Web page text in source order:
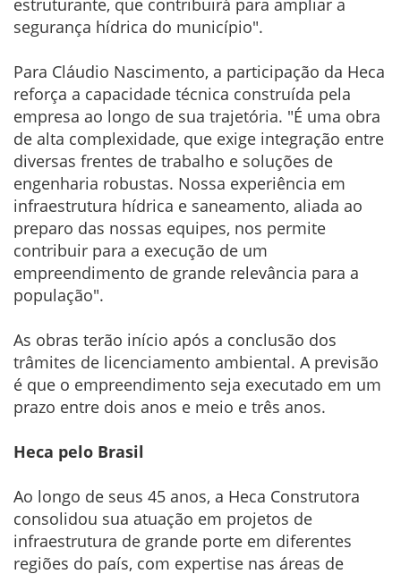
segurança hídrica do município".
Para Cláudio Nascimento, a participação da Heca
reforça a capacidade técnica construída pela
empresa ao longo de sua trajetória. "É uma obra
de alta complexidade, que exige integração entre
diversas frentes de trabalho e soluções de
engenharia robustas. Nossa experiência em
infraestrutura hídrica e saneamento, aliada ao
preparo das nossas equipes, nos permite
contribuir para a execução de um
empreendimento de grande relevância para a
população".
As obras terão início após a conclusão dos
trâmites de licenciamento ambiental. A previsão
é que o empreendimento seja executado em um
prazo entre dois anos e meio e três anos.
Heca pelo Brasil
Ao longo de seus 45 anos, a Heca Construtora
consolidou sua atuação em projetos de
infraestrutura de grande porte em diferentes
regiões do país, com expertise nas áreas de